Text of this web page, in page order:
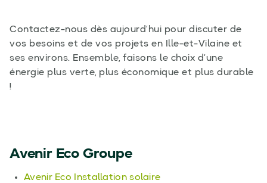
Contactez-nous dès aujourd’hui pour discuter de
vos besoins et de vos projets en Ille-et-Vilaine et
ses environs. Ensemble, faisons le choix d’une
énergie plus verte, plus économique et plus durable
!
Avenir Eco Groupe
Avenir Eco Installation solaire